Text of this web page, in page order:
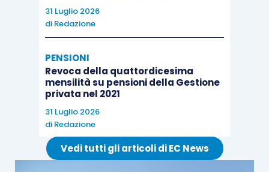
31 Luglio 2026
di Redazione
PENSIONI
Revoca della quattordicesima
mensilità su pensioni della Gestione
privata nel 2021
31 Luglio 2026
di Redazione
Vedi tutti gli articoli di EC News